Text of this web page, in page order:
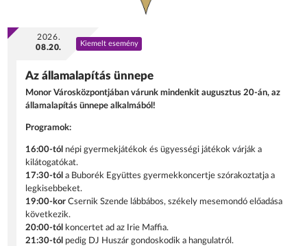
2026.
08.20.
Kiemelt esemény
Az államalapítás ünnepe
Monor Városközpontjában várunk mindenkit augusztus 20-án, az
államalapítás ünnepe alkalmából!
Programok:
16:00-tól népi gyermekjátékok és ügyességi játékok várják a
kilátogatókat.
17:30-tól a Buborék Együttes gyermekkoncertje szórakoztatja a
legkisebbeket.
19:00-korCsernik Szende lábbábos, székely mesemondó előadása
következik.
20:00-tól
koncertet ad az Irie Maffia.
21:30-tól pedig DJ Huszár gondoskodik a hangulatról.